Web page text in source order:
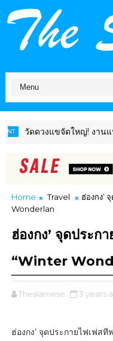
แขจัดใหญ่! งานแห่เทียนพรร
Home Travel
ฮ่องกง’
Wonderlan
ฮ่องกง’ จุดประก
“Winter
Thesiamese 3 years
ฮ่องกง’ จุดประกายไฟเฟส